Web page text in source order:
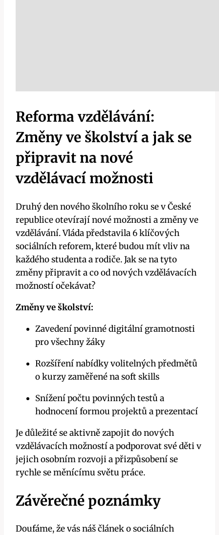
Reforma vzdělávání:
Změny ve školství a jak se
připravit na nové
vzdělávací možnosti
Druhý den nového školního roku se v České
republice otevírají nové možnosti a změny ve
vzdělávání. Vláda představila 6 klíčových
sociálních reforem, které budou mít vliv na
každého studenta a rodiče. Jak se na tyto
změny připravit a co od nových vzdělávacích
možností očekávat?
Změny ve školství:
Zavedení povinné digitální gramotnosti
pro všechny žáky
Rozšíření nabídky volitelných předmětů
o kurzy zaměřené na soft skills
Snížení počtu povinných testů a
hodnocení formou projektů a prezentací
Je důležité se aktivně zapojit do nových
vzdělávacích možností a podporovat své děti v
jejich osobním rozvoji a přizpůsobení se
rychle se měnícímu světu práce.
Závěrečné poznámky
Doufáme, že vás náš článek o sociálních